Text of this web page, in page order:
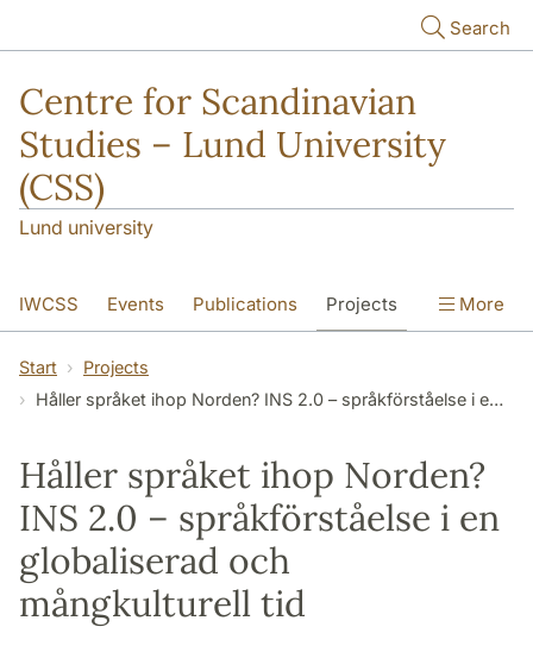
Search
Centre for Scandinavian
Studies – Lund University
(CSS)
Lund university
IWCSS Events Publications Projects
IASS About
More
Start
Projects
Håller språket ihop Norden? INS 2.0 – språkförståelse i en globaliserad och mångkulturell tid
Håller språket ihop Norden?
INS 2.0 – språkförståelse i en
globaliserad och
mångkulturell tid